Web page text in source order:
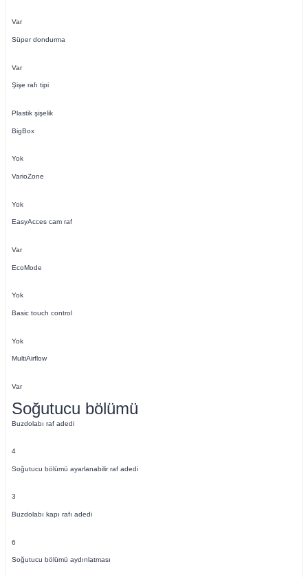
Var
Süper dondurma
Var
Şişe rafı tipi
Plastik şişelik
BigBox
Yok
VarioZone
Yok
EasyAcces cam raf
Var
EcoMode
Yok
Basic touch control
Yok
MultiAirflow
Var
Soğutucu bölümü
Buzdolabı raf adedi
4
Soğutucu bölümü ayarlanabilir raf adedi
3
Buzdolabı kapı rafı adedi
6
Soğutucu bölümü aydınlatması